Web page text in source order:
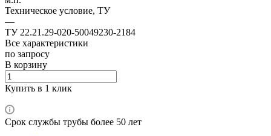
Техническое условие, ТУ
—
ТУ 22.21.29-020-50049230-2184
Все характеристики
по запросу
В корзину
Купить в 1 клик
Срок службы трубы более 50 лет